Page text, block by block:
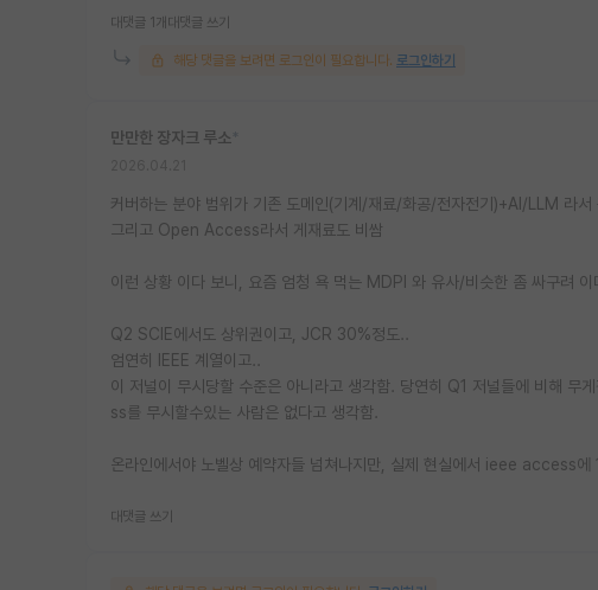
대댓글 1개 대댓글 쓰기
해당 댓글을 보려면 로그인이 필요합니다. 로그인하기
만만한 장자크 루소
커버하는 분야 범위가 기존 도메인(기계/재료/화공/전자전기)+AI/LLM 라서
그리고 Open Access라서 게재료도 비쌈
이런 상황 이다 보니, 요즘 엄청 욕 먹는 MDPI 와 유사/비슷한 좀 싸구려 이
Q2 SCIE에서도 상위권이고, JCR 30%정도..
엄연히 IEEE 계열이고..
이 저널이 무시당할 수준은 아니라고 생각함. 당연히 Q1 저널들에 비해 무
ss를 무시할수있는 사람은 없다고 생각함.
온라인에서야 노벨상 예약자들 넘쳐나지만, 실제 현실에서 ieee access에
대댓글 쓰기